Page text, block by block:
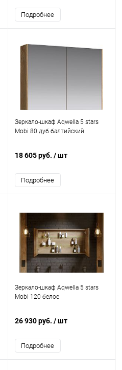
Подробнее
Зеркало-шкаф Aqwella 5 stars
Mobi 80 дуб балтийский
18 605 руб. / шт
Подробнее
Зеркало-шкаф Aqwella 5 stars
Mobi 120 белое
26 930 руб. / шт
Подробнее